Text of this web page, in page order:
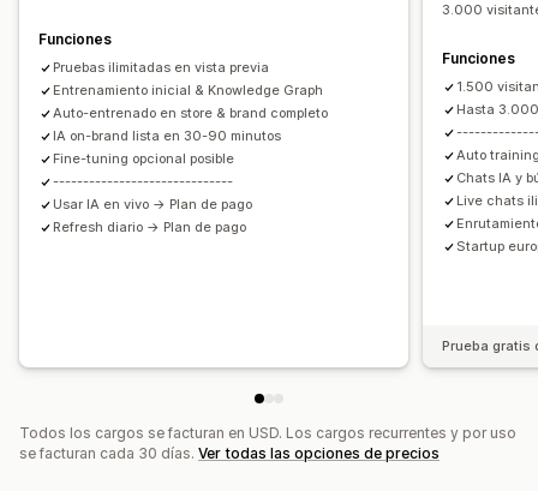
Respuestas automatizadas
Descuentos
Preguntas frecuentes
Recomendaciones de productos Respuestas rápidas
Alertas de envío Actualizaciones de pedidos
Venta cruzada Venta adicional
Personalización
Color y fuente Emojis y stickers
Funciones
Pruebas ilimitadas en vista previa
Entrenamiento inicial & Knowledge Graph
Auto-entrenado en store & brand completo
IA on-brand lista en 30-90 minutos
Fine-tuning opcional posible
------------------------------
Usar IA en vivo → Plan de pago
Refresh diario → Plan de pago
3.000
Funciones
1.500
Hasta
Auto
Chats IA y
Live chats
Startup
Prueba gratis
Todos los cargos se facturan en USD. Los cargos recurrentes y por uso
se facturan cada 30 días. Ver todas las opciones de precios